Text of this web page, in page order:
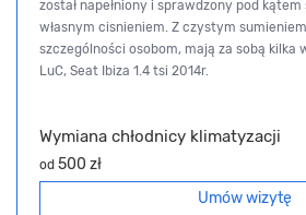
został napełniony i sprawdzony pod kątem
własnym cisnieniem. Z czystym
szczególności osobom, mają za sobą kilka
LuC, Seat Ibiza 1.4 tsi 2014r.
Wymiana chłodnicy klimatyzacji
od 500 zł
Umów wizytę